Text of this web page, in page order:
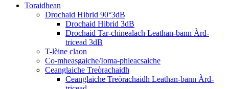
Toraidhean
Drochaid Hibrid 90°3dB
Drochaid Hibrid 3dB
Drochaid Tar-chinealach Leathan-bann Àrd-
tricead 3dB
T-lèine claon
Co-mheasgaiche/Ioma-phleacsaiche
Ceanglaiche Treòrachaidh
Ceanglaiche Treòrachaidh Leathan-bann Àrd-